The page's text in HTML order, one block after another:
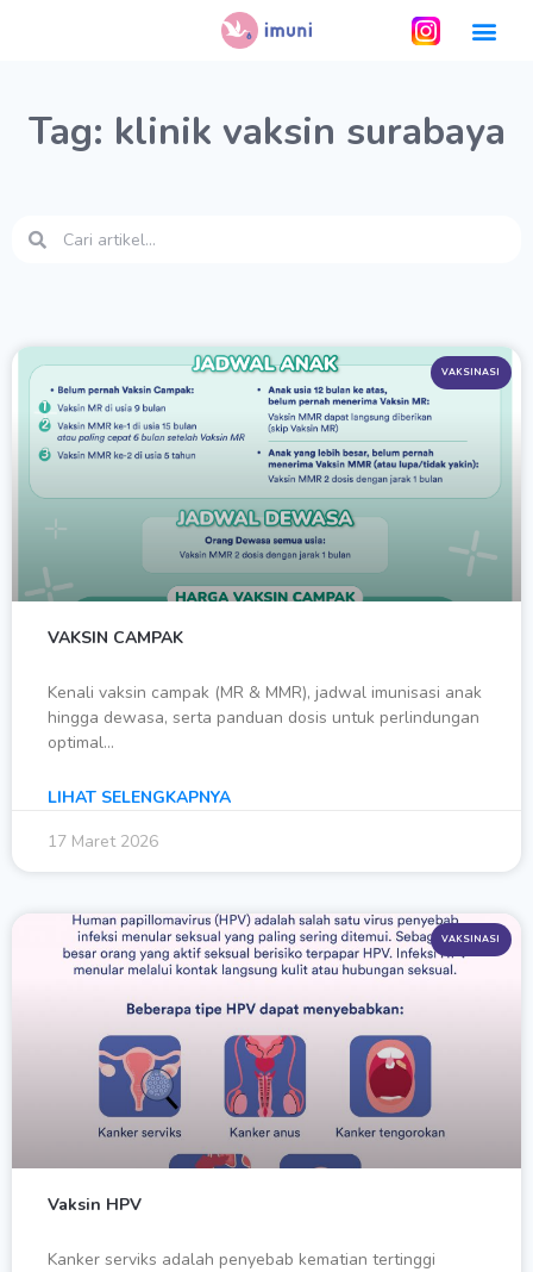
Tag: klinik vaksin surabaya
VAKSINASI
VAKSIN CAMPAK
Kenali vaksin campak (MR & MMR), jadwal imunisasi anak
hingga dewasa, serta panduan dosis untuk perlindungan
optimal…
LIHAT SELENGKAPNYA
17 Maret 2026
VAKSINASI
Vaksin HPV
Kanker serviks adalah penyebab kematian tertinggi